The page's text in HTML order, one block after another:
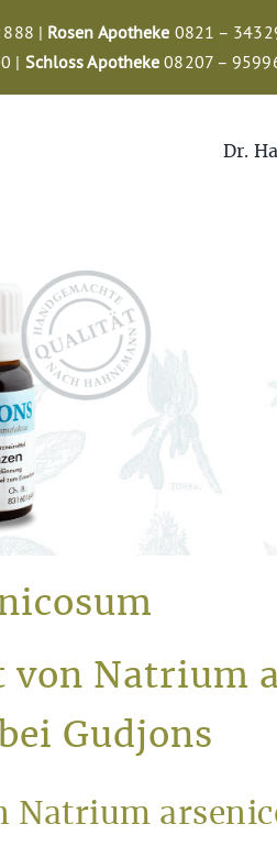
| Rosen Apotheke 0821 –
| Schloss Apotheke 08207 –
Dr.
von Natrium
Gudjons
Natrium